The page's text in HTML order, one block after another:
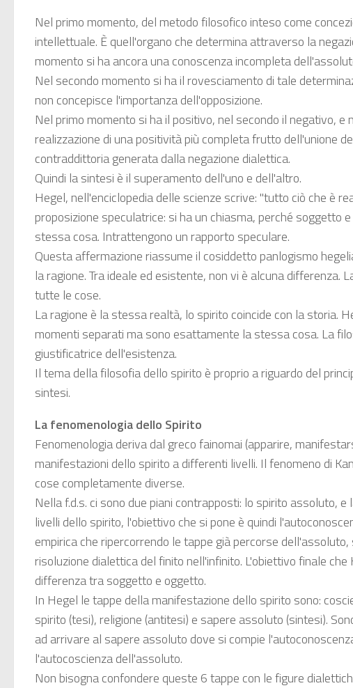
Nel primo momento, del metodo filosofico inteso come
intellettuale. È quell'organo che determina attraverso la
momento si ha ancora una conoscenza incompleta
Nel secondo momento si ha il rovesciamento di tale
non concepisce l'importanza dell'opposizione.
Nel primo momento si ha il positivo, nel secondo il negativo,
realizzazione di una positività più completa frutto dell'unione
contraddittoria generata dalla negazione dialettica.
Quindi la sintesi è il superamento dell'uno e dell'altro.
Hegel, nell'enciclopedia delle scienze scrive: "tutto ciò che è
proposizione speculatrice: si ha un chiasma, perché
stessa cosa. Intrattengono un rapporto speculare.
Questa affermazione riassume il cosiddetto panlogismo
la ragione. Tra ideale ed esistente, non vi è alcuna differenza.
tutte le cose.
La ragione è la stessa realtà, lo spirito coincide con la storia.
momenti separati ma sono esattamente la stessa cosa. La
giustificatrice dell'esistenza.
Il tema della filosofia dello spirito è proprio a riguardo del
sintesi.
La fenomenologia dello Spirito
Fenomenologia deriva dal greco fainomai (apparire,
manifestazioni dello spirito a differenti livelli. Il fenomeno di
cose completamente diverse.
Nella f.d.s. ci sono due piani contrapposti: lo spirito assoluto,
livelli dello spirito, l'obiettivo che si pone è quindi
empirica che ripercorrendo le tappe già percorse
risoluzione dialettica del finito nell'infinito. L'obiettivo finale
differenza tra soggetto e oggetto.
In Hegel le tappe della manifestazione dello spirito sono:
spirito (tesi), religione (antitesi) e sapere assoluto (sintesi).
ad arrivare al sapere assoluto dove si compie
l'autocoscienza dell'assoluto.
Non bisogna confondere queste 6 tappe con le figure